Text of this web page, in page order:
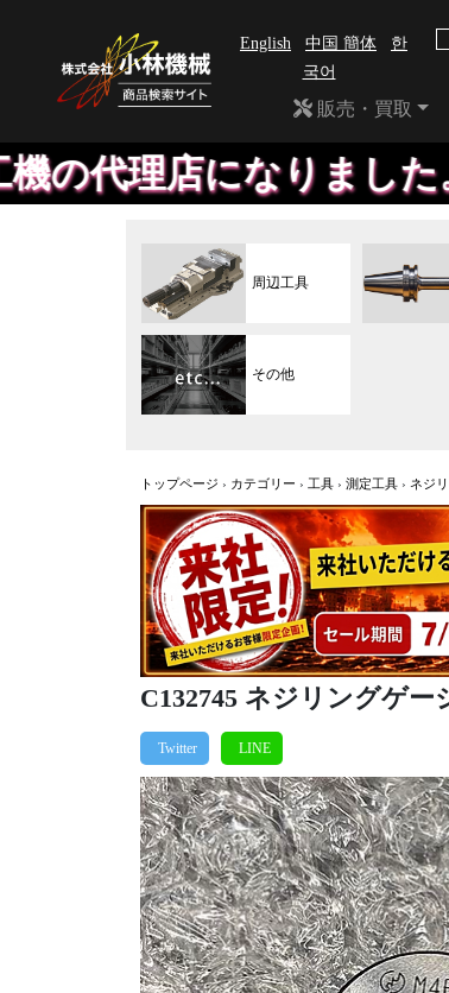
English 中国 簡体
한
국어
販売・買取
した。ハンディ、
周辺工具
その他
トップページ › カテゴリー › 工具 › 測定工具 › ネジ
C132745 ネジリングゲー